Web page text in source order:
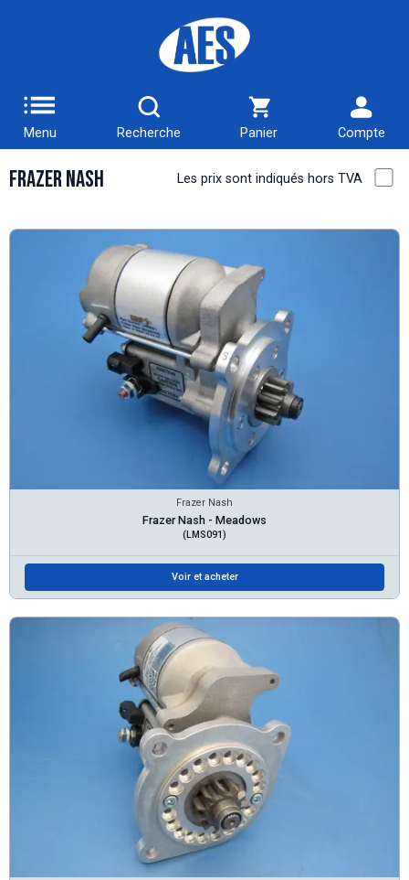
Menu Recherche Panier Compte
Frazer Nash Les prix sont indiqués hors TVA
Frazer Nash
Frazer Nash - Meadows
(LMS091)
Voir et acheter